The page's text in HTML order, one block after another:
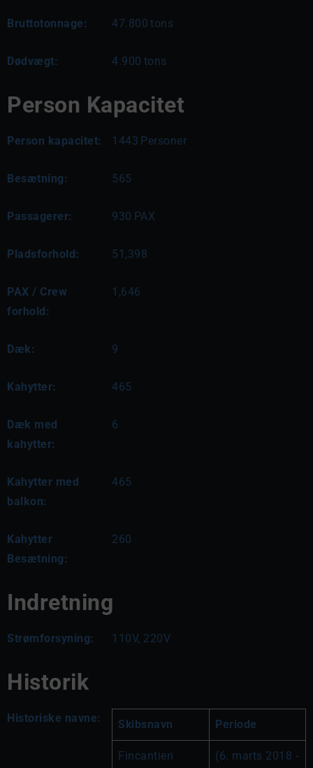
Bruttotonnage: 47.800 tons
Dødvægt: 4.900 tons
Person Kapacitet
Person kapacitet: 1443 Personer
Besætning: 565
Passagerer: 930 PAX
Pladsforhold: 51,398
PAX / Crew
forhold:
1,646
Dæk: 9
Kahytter: 465
Dæk med
kahytter:
6
Kahytter med
balkon:
465
Kahytter
Besætning:
260
Indretning
Strømforsyning: 110V, 220V
Historik
Historiske navne: Skibsnavn Periode
Fincantieri
(6. marts 2018 -